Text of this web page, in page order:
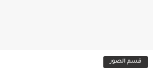
قسم الصور